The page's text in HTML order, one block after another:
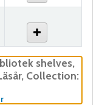
shelves,
Collection:
(Hides shelf browser)